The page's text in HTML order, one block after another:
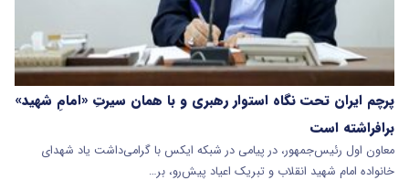
پرچم ایران تحت نگاه استوار رهبری و با همان سیرتِ «امامِ شهید»
برافراشته است
معاون اول رئیس‌جمهور، در پیامی در شبکه ایکس با گرامی‌داشت یاد شهدای
خانواده امام شهید انقلاب و تبریک اعیاد پیش‌رو، بر…